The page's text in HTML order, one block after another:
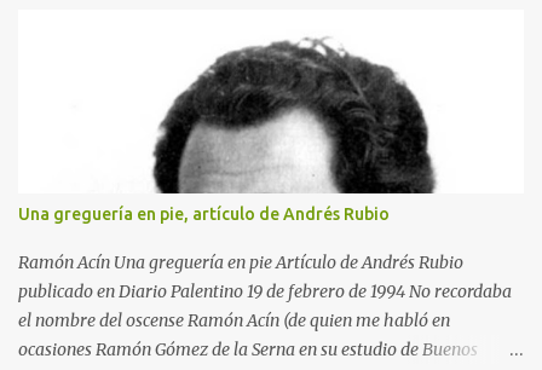
infancia y en su adolescencia parecía indicar que estaba destinado
a ser uno de los creadores plásticos más importantes de su tiempo.
Durante un año asistió en París a las clases de la Facultad de
Derecho, sin que durante él se le ocurriera visitar ningún museo ni
asistir a salas de exposiciones, y después volvió a su provincia para
empezar a trabajar como pasante con un abogado. Pero en 1890,
cuando Matisse iba a cumplir los 21 años, aconteció lo maravilloso.
Cayó enfermo y, para que se entretuviera durante la convalecencia,
su madre le regaló...
Una greguería en pie, artículo de Andrés Rubio
Ramón Acín Una greguería en pie Artículo de Andrés Rubio
publicado en Diario Palentino 19 de febrero de 1994 No recordaba
el nombre del oscense Ramón Acín (de quien me habló en
ocasiones Ramón Gómez de la Serna en su estudio de Buenos